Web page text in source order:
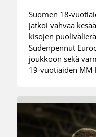
Suomen 18-
jatkoi vahvaa
kisojen
Sudenpennut
joukkoon sekä
19-vuotiaiden